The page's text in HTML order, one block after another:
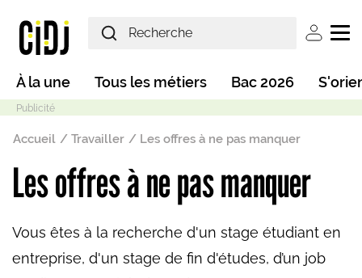
User
Main navigation
À la une Tous les métiers Bac 2026
Fil d'Ariane
Accueil Travailler Les offres à ne pas manquer
Les offres à ne pas manquer
Vous êtes à la recherche d'un stage étudiant en
entreprise, d'un stage de fin d'études, d’un job